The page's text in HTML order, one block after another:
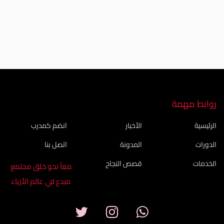
روابط مهمة
الرئيسية
الدورات
الخدمات
الأخبار
المدونة
قصص النجاح
انضم كمدرب
اتصل بنا
معاً نحو خلق مجتمع
مبدع في عالم الأزياء